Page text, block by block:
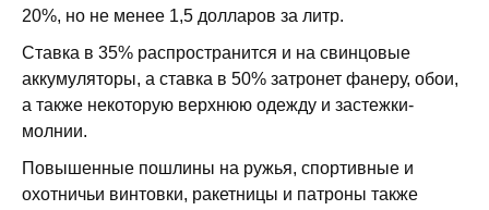
20%, но не менее 1,5 долларов за литр.
Ставка в 35% распространится и на свинцовые
аккумуляторы, а ставка в 50% затронет фанеру, обои,
а также некоторую верхнюю одежду и застежки-
молнии.
Повышенные пошлины на ружья, спортивные и
охотничьи винтовки, ракетницы и патроны также